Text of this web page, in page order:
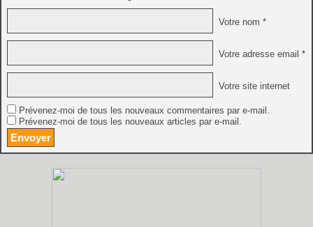
Votre nom *
Votre adresse email *
Votre site internet
Prévenez-moi de tous les nouveaux commentaires par e-mail.
Prévenez-moi de tous les nouveaux articles par e-mail.